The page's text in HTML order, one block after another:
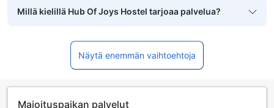
Millä kielillä Hub Of Joys Hostel tarjoaa palvelua?
Näytä enemmän vaihtoehtoja
Majoituspaikan palvelut